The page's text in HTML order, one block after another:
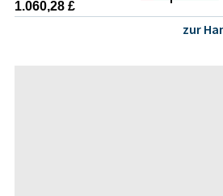
1.060,28 £
zur